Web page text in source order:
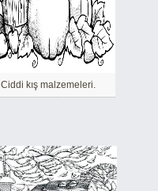
Ciddi kış malzemeleri.